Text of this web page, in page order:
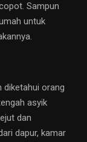
Sampun
untuk
diketahui orang
asyik
dan
dapur, kamar